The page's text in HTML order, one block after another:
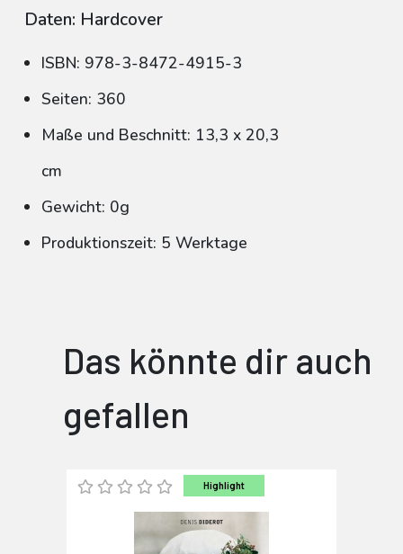
Daten: Hardcover
ISBN: 978-3-8472-4915-3
Seiten: 360
Maße und Beschnitt: 13,3 x 20,3
cm
Gewicht: 0g
Produktionszeit: 5 Werktage
Das könnte dir auch
gefallen
Highlight